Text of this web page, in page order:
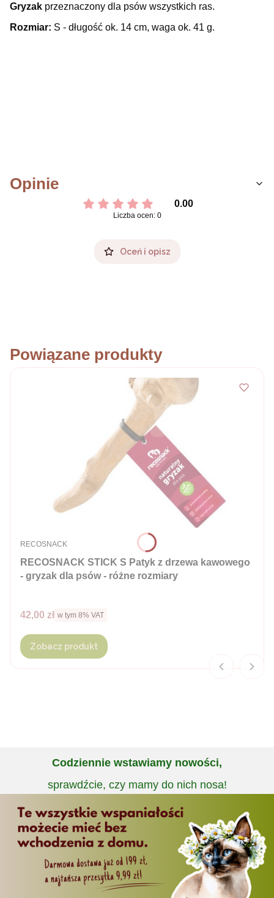
Gryzak przeznaczony dla psów wszystkich ras.
Rozmiar: S - długość ok. 14 cm, waga ok. 41 g.
Opinie
0.00
Liczba ocen: 0
Oceń i opisz
Powiązane produkty
RECOSNACK STICK S Patyk z drzewa kawowego
- gryzak dla psów - różne rozmiary
PRODUCENT
RECOSNACK
Cena brutto
42,00 zł w tym %s VAT
w tym 8% VAT
Zobacz produkt
Codziennie wstawiamy nowości,
sprawdźcie, czy mamy do nich nosa!